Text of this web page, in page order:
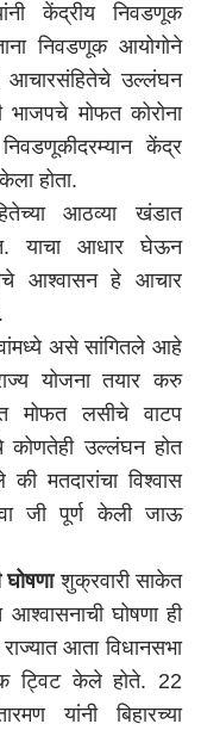
केंद्रीय निवडणूक
निवडणूक आयोगोने
आचारसंहितेचे उल्लंघन
भाजपचे मोफत कोरोना
केंद्र
होता.
आठव्या खंडात
याचा आधार घेऊन
आश्वासन हे आचार
असे सांगितले आहे
योजना तयार करु
मोफत लसीचे वाटप
कोणतेही उल्लंघन होत
मतदारांचा विश्वास
जी पूर्ण केली जाऊ
घोषणाशुक्रवारी साकेत
घोषणा ही
आता विधानसभा
ट्विट केले होते. 22
यांनी बिहारच्या